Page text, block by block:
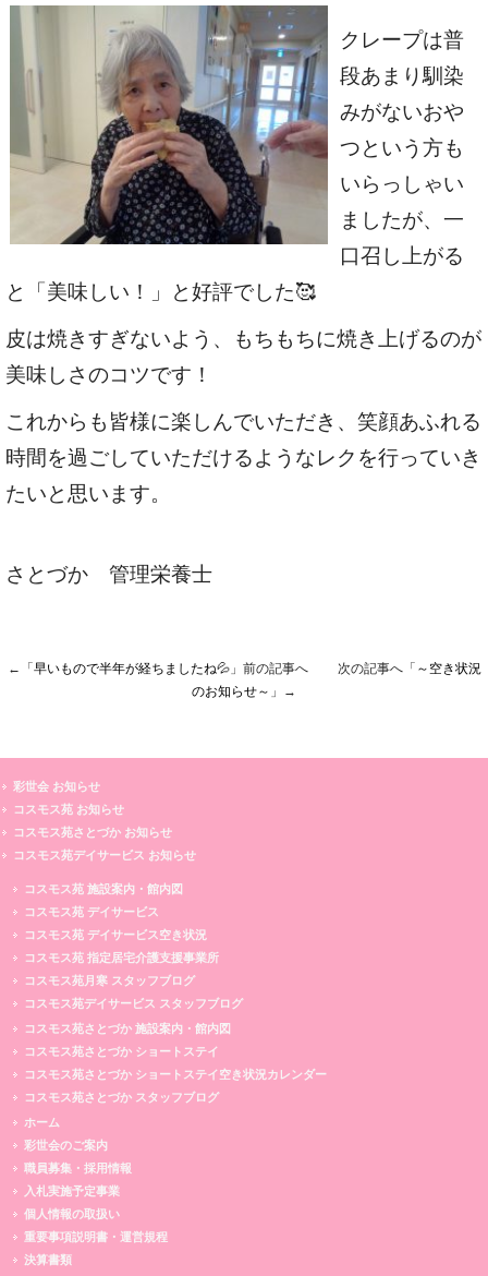
クレープは普
段あまり馴染
みがないおや
つという方も
いらっしゃい
ましたが、一
口召し上がる
と「美味しい！」と好評でした🥰
皮は焼きすぎないよう、もちもちに焼き上げるのが
美味しさのコツです！
これからも皆様に楽しんでいただき、笑顔あふれる
時間を過ごしていただけるようなレクを行っていき
たいと思います。
さとづか 管理栄養士
←「 早いもので半年が経ちましたね💦」前の記事へ 次の記事へ「 ～空き状況
のお知らせ～ 」→
彩世会 お知らせ
コスモス苑 お知らせ
コスモス苑さとづか お知らせ
コスモス苑デイサービス お知らせ
コスモス苑 施設案内・館内図
コスモス苑 デイサービス
コスモス苑 デイサービス空き状況
コスモス苑 指定居宅介護支援事業所
コスモス苑月寒 スタッフブログ
コスモス苑デイサービス スタッフブログ
コスモス苑さとづか 施設案内・館内図
コスモス苑さとづか ショートステイ
コスモス苑さとづか ショートステイ空き状況カレンダー
コスモス苑さとづか スタッフブログ
ホーム
彩世会のご案内
職員募集・採用情報
入札実施予定事業
個人情報の取扱い
重要事項説明書・運営規程
決算書類